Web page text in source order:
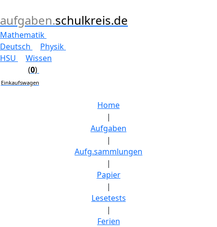
aufgaben.schulkreis.de
Mathematik
Deutsch
Physik
HSU
Wissen
(0)
Einkaufswagen
Home
|
Aufgaben
|
Aufg.sammlungen
|
Papier
|
Lesetests
|
Ferien